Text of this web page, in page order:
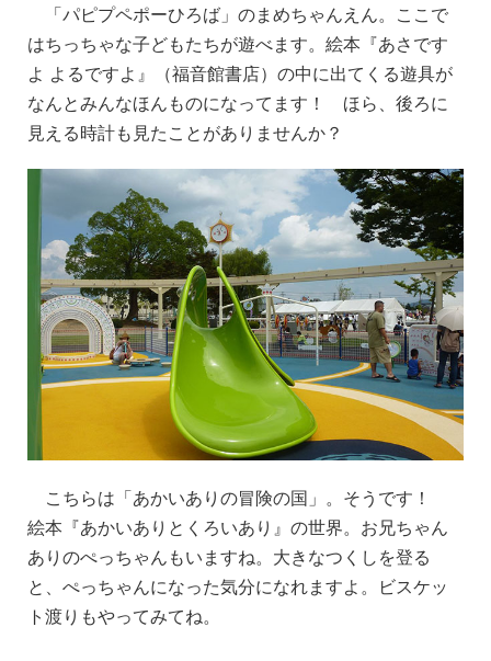
「パピプペポーひろば」のまめちゃんえん。ここで
はちっちゃな子どもたちが遊べます。絵本『あさです
よ よるですよ』（福音館書店）の中に出てくる遊具が
なんとみんなほんものになってます！ ほら、後ろに
見える時計も見たことがありませんか？
こちらは「あかいありの冒険の国」。そうです！
絵本『あかいありとくろいあり』の世界。お兄ちゃん
ありのぺっちゃんもいますね。大きなつくしを登る
と、ぺっちゃんになった気分になれますよ。ビスケッ
ト渡りもやってみてね。